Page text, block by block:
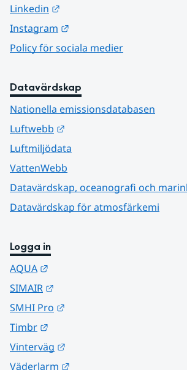
Linkedin
Instagram
Policy för sociala medier
Datavärdskap
Nationella emissionsdatabasen
Luftwebb
Luftmiljödata
VattenWebb
Datavärdskap, oceanografi och
Datavärdskap för atmosfärkemi
Logga in
AQUA
SIMAIR
SMHI Pro
Timbr
Vinterväg
Väderlarm